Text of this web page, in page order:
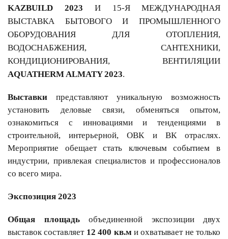
KAZBUILD 2023
И 15-Я МЕЖДУНАРОДНАЯ
ВЫСТАВКА БЫТОВОГО И ПРОМЫШЛЕННОГО
ОБОРУДОВАНИЯ ДЛЯ ОТОПЛЕНИЯ,
ВОДОСНАБЖЕНИЯ, САНТЕХНИКИ,
КОНДИЦИОНИРОВАНИЯ, ВЕНТИЛЯЦИИ
AQUATHERM ALMATY 2023.
Выставки представляют уникальную возможность
установить деловые связи, обменяться опытом,
ознакомиться с инновациями и тенденциями в
строительной, интерьерной, ОВК и ВК отраслях.
Мероприятие обещает стать ключевым событием в
индустрии, привлекая специалистов и профессионалов
со всего мира.
Экспозиция 2023
Общая площадьобъединенной экспозиции двух
выставок составляет 12 400 кв.м и охватывает не только